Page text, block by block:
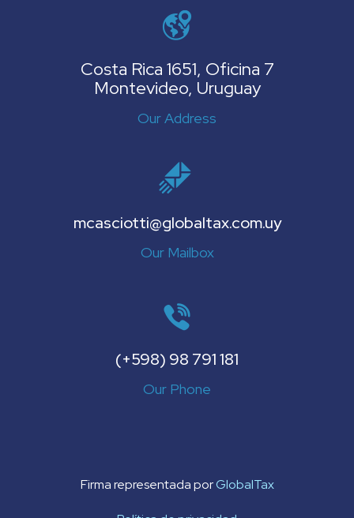
Costa Rica 1651, Oficina 7
Montevideo, Uruguay
Our Address
mcasciotti@globaltax.com.uy
Our Mailbox
(+598) 98 791 181
Our Phone
Firma representada porGlobalTax